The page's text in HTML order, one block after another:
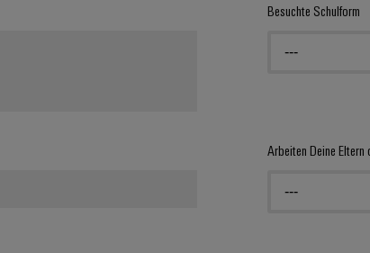
Besuchte Schulform
---
Arbeiten Deine
---